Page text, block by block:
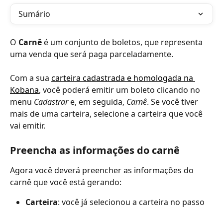
Sumário
O Carnê é um conjunto de boletos, que representa
uma venda que será paga parceladamente.
Com a sua carteira cadastrada e homologada na
Kobana, você poderá emitir um boleto clicando no
menu Cadastrar e, em seguida, Carnê. Se você tiver
mais de uma carteira, selecione a carteira que você
vai emitir.
Preencha as informações do carnê
Agora você deverá preencher as informações do
carnê que você está gerando:
Carteira: você já selecionou a carteira no passo